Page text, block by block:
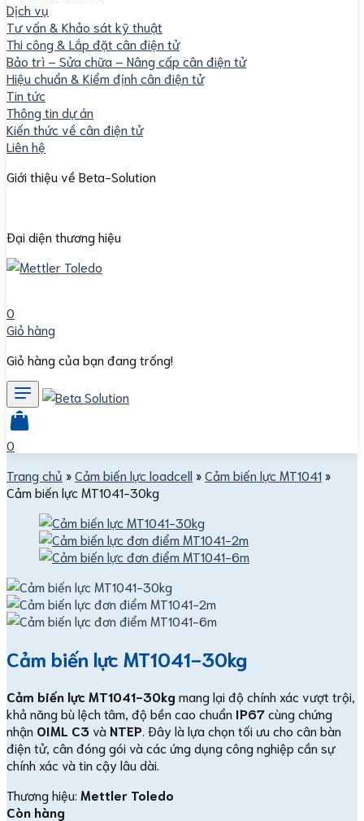
Dịch vụ
Tư vấn & Khảo sát kỹ thuật
Thi công & Lắp đặt cân điện tử
Bảo trì – Sửa chữa – Nâng cấp cân điện tử
Hiệu chuẩn & Kiểm định cân điện tử
Tin tức
Thông tin dự án
Kiến thức về cân điện tử
Liên hệ
Giới thiệu về Beta-Solution
Đại diện thương hiệu
0
Giỏ hàng
Giỏ hàng của bạn đang trống!
0
Trang chủ »Cảm biến lực loadcell »Cảm biến lực MT1041 »
Cảm biến lực MT1041-30kg
Cảm biến lực MT1041-30kg
Cảm biến lực MT1041-30kgmang lại độ chính xác vượt trội,
khả năng bù lệch tâm, độ bền cao chuẩn IP67cùng chứng
nhận OIML C3 và NTEP . Đây là lựa chọn tối ưu cho cân bàn
điện tử, cân đóng gói và các ứng dụng công nghiệp cần sự
chính xác và tin cậy lâu dài.
Thương hiệu: Mettler Toledo
Còn hàng